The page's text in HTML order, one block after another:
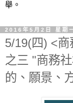
舉。
2016年5月2日 星期
5/19(四) <
之三 "商務
的、願景、